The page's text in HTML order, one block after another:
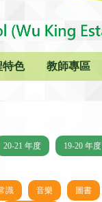
特色 教師專區
20-21 年度 19-20 年度
識 音樂 圖書